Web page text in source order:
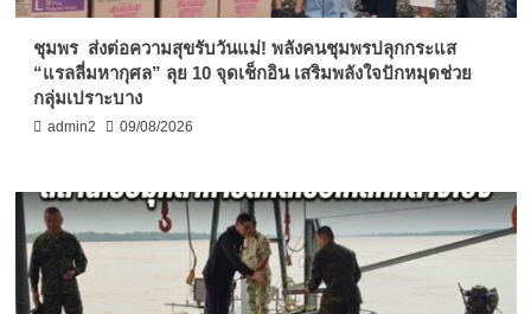
ชุมพร ส่งต่อความสุขรับวันแม่! พลังคนชุมพรปลุกกระแส
“แรลลี่มหากุศล” ลุย 10 จุดเช็กอิน เสริมพลังใจปักหมุดช่วย
กลุ่มเปราะบาง
admin2 09/08/2026